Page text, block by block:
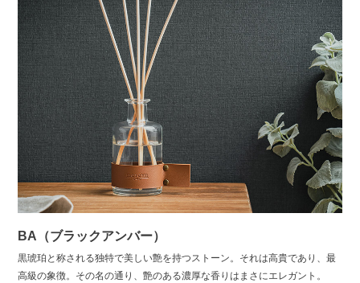
BA（ブラックアンバー）
黒琥珀と称される独特で美しい艶を持つストーン。それは高貴であり、最
高級の象徴。その名の通り、艶のある濃厚な香りはまさにエレガント。